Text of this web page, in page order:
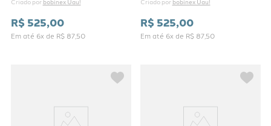
Criado por
R$ 525,00
Em até 6x de R$ 87,50
Criado por
R$ 525,00
Em até 6x de R$ 87,50